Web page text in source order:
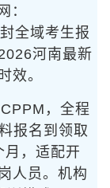
：
全域考生报
河南最新
效。
，全程
报名到领取
，适配开
人员。机构